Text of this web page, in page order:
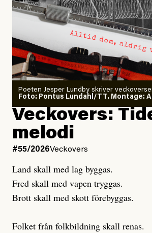
#54/2026Debatt
granskar
Publicerad6 August, 2026
Uppdaterad7 August, 2026
Larmet från
minska
Joel Kellgren
Publicerad3 August, 2026
Uppdaterad3 August, 2026
Poeten Jesper Lundby skriver
Foto: Pontus Lundahl/TT. Montage:
Veckovers:
melodi
#55/2026Veckovers
Land skall med lag byggas.
Fred skall med vapen tryggas.
Brott skall med skott förebyggas.
Folket från folkbildning skall renas.